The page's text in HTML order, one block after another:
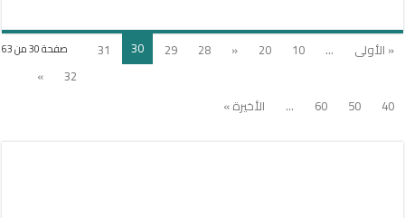
صفحة 30 من 63 « الأولى ...
10
20
«
28
29
30
31
32
»
40
50
60
... الأخيرة »